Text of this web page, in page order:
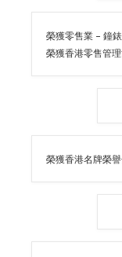
榮獲零售業 – 鐘
榮獲香港零售管
榮獲香港名牌榮